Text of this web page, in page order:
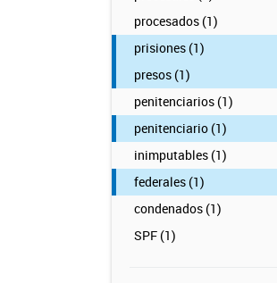
procesados (1)
prisiones (1)
presos (1)
penitenciarios (1)
penitenciario (1)
inimputables (1)
federales (1)
condenados (1)
SPF (1)